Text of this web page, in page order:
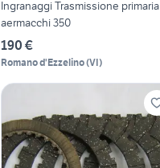
Ingranaggi Trasmissione primaria
aermacchi 350
190 €
Romano d'Ezzelino(VI)